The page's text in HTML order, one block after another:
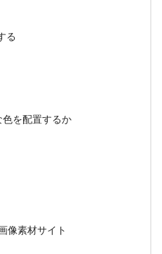
る
を配置するか
像素材サイト